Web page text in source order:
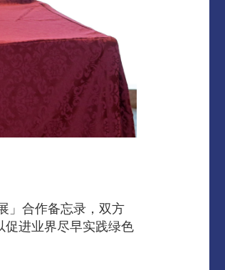
」合作备忘录，双方
促进业界尽早实践绿色